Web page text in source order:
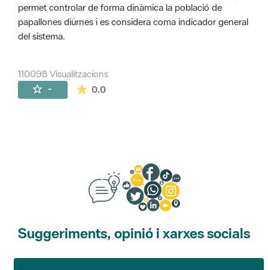
permet controlar de forma dinàmica la població de
papallones diürnes i es considera coma indicador general
del sistema.
110098 Visualitzacions
- 0.0La mitjana de les valoracions és de 0
Suggeriments, opinió i xarxes socials